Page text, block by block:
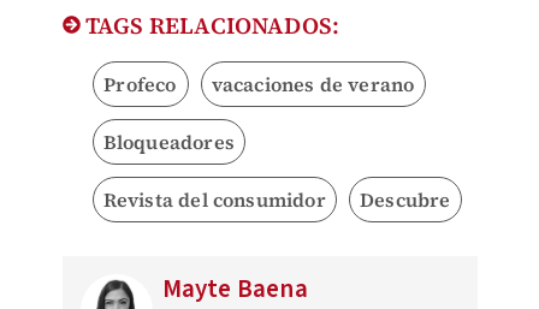
TAGS RELACIONADOS:
Profeco vacaciones de verano
Bloqueadores
Revista del consumidor Descubre
Mayte Baena